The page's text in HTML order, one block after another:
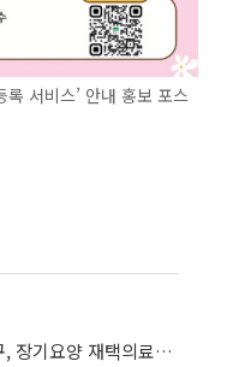
서비스’ 안내 홍보 포스
집에서 진료‧돌봄 한 번에…동작구, 장기요양 재택의료센터 운영